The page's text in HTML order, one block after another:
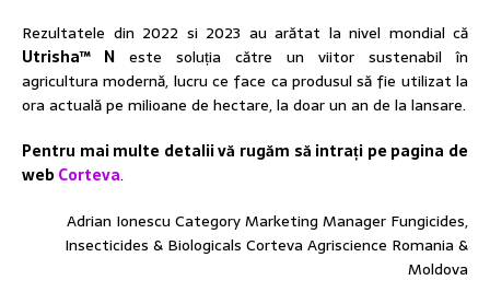
Rezultatele din 2022 si 2023 au arătat la nivel mondial că
Utrisha™ N este soluția către un viitor sustenabil în
agricultura modernă, lucru ce face ca produsul să fie utilizat la
ora actuală pe milioane de hectare, la doar un an de la lansare.
Pentru mai multe detalii vă rugăm să intrați pe pagina de
web Corteva.
Adrian Ionescu Category Marketing Manager Fungicides,
Insecticides & Biologicals Corteva Agriscience Romania &
Moldova